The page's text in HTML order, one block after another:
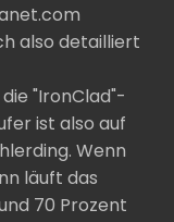
also detailliert
"IronClad"-
ist also auf
Wenn
läuft das
70 Prozent